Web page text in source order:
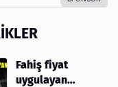
Fahiş fiyat
uygulayan